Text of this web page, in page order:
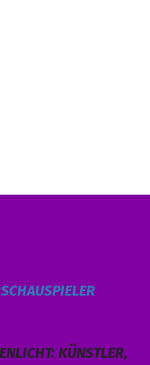
SCHAUSPIELER
KÜNSTLER, D